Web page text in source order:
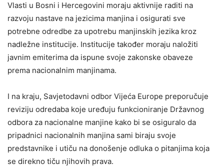
Vlasti u Bosni i Hercegovini moraju aktivnije raditi na
razvoju nastave na jezicima manjina i osigurati sve
potrebne odredbe za upotrebu manjinskih jezika kroz
nadležne institucije. Institucije također moraju naložiti
javnim emiterima da ispune svoje zakonske obaveze
prema nacionalnim manjinama.
I na kraju, Savjetodavni odbor Vijeća Europe preporučuje
reviziju odredaba koje uređuju funkcioniranje Državnog
odbora za nacionalne manjine kako bi se osiguralo da
pripadnici nacionalnih manjina sami biraju svoje
predstavnike i utiču na donošenje odluka o pitanjima koja
se direkno tiču njihovih prava.